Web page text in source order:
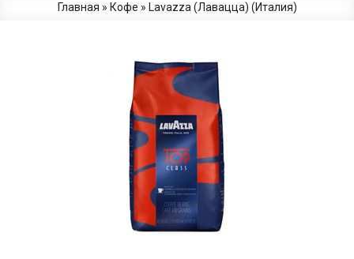
Главная » Кофе » Lavazza (Лавацца) (Италия)